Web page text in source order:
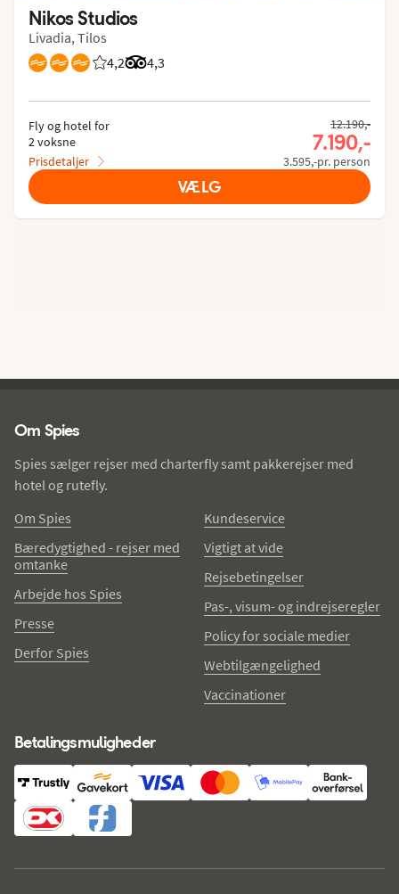
Nikos Studios
Livadia, Tilos
4,2
Bedømmelse fra Spies gæster: 4.19/5
4,3
Bedømmelse fra Tripadvisor: 4.3 of 5
Fly og hotel for
2 voksne
Prisdetaljer
12.190,-
7.190,-
3.595,-pr. person
VÆLG
Om Spies
Spies sælger rejser med charterfly samt pakkerejser med
hotel og rutefly.
Om Spies
Bæredygtighed - rejser med
omtanke
Arbejde hos Spies
Presse
Derfor Spies
Kundeservice
Vigtigt at vide
Rejsebetingelser
Pas-, visum- og indrejseregler
Policy for sociale medier
Webtilgængelighed
Vaccinationer
Betalingsmuligheder